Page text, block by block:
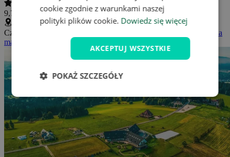
9,7 / 10 74 ocena )
Czerwienne - Bachledówka 353, Czerwienne, Polska
Wyświetl na
mapie
cookie zgodnie z warunkami naszej
polityki plików cookie. Dowiedz się więcej
AKCEPTUJ WSZYSTKIE
POKAŻ SZCZEGÓŁY